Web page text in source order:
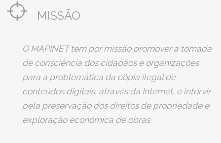
MISSÃO
O MAPINET tem por missão promover a tomada
de consciência dos cidadãos e organizações
para a problemática da cópia ilegal de
conteúdos digitais, através da Internet, e intervir
pela preservação dos direitos de propriedade e
exploração económica de obras